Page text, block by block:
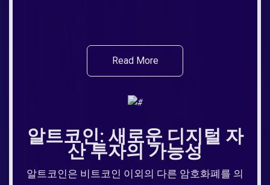
Read More
알트코인: 새로운 디지털 자
산 투자의 가능성
알트코인은 비트코인 이외의 다른 암호화폐를 의